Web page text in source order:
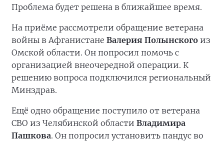
Проблема будет решена в ближайшее время.
На приёме рассмотрели обращение ветерана
войны в Афганистане Валерия Полынского из
Омской области. Он попросил помочь с
организацией внеочередной операции. К
решению вопроса подключился региональный
Минздрав.
Ещё одно обращение поступило от ветерана
СВО из Челябинской области Владимира
Пашкова. Он попросил установить пандус во